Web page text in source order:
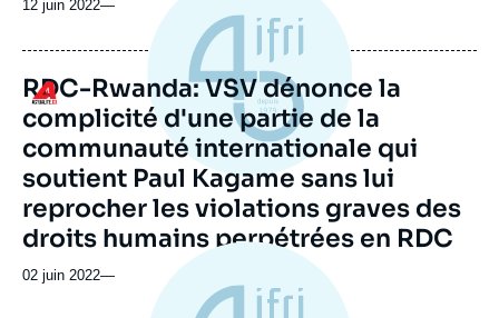
12 juin 2022—
Logo
RDC-Rwanda: VSV dénonce la
complicité d'une partie de la
communauté internationale qui
soutient Paul Kagame sans lui
reprocher les violations graves des
droits humains perpétrées en RDC
02 juin 2022—